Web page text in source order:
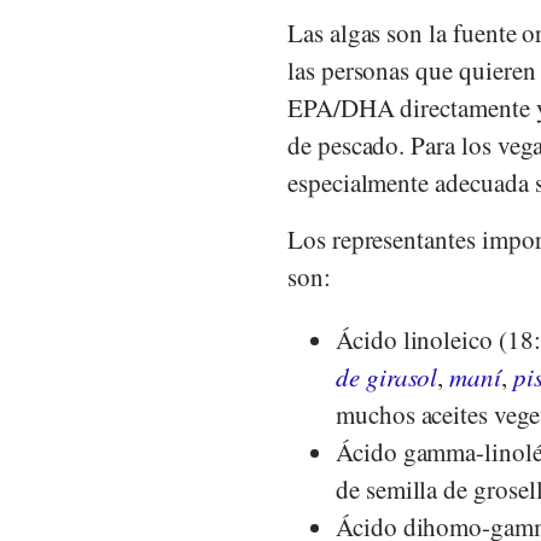
Las algas son la fuente
las personas que
EPA/DHA directamente
de pescado. Para los
especialmente
Los representantes
son:
Ácido linoleico
de girasol,maní,
muchos aceites
Ácido gamma-
de semilla de
Ácido dihomo-